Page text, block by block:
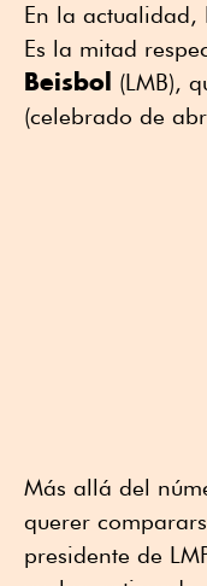
En la actualidad,
Es la mitad
Beisbol (LMB),
(celebrado de
Más allá del
querer
presidente de